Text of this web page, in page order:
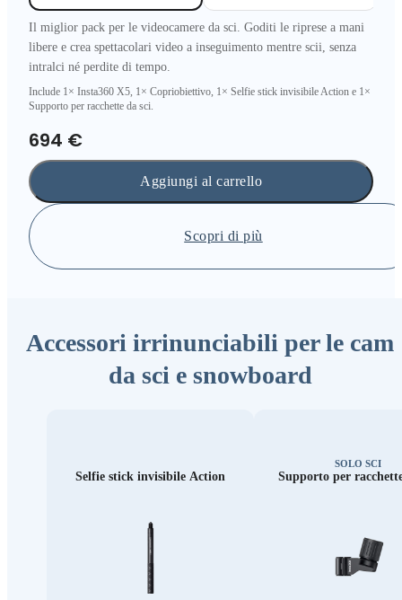
Il miglior pack per le videocamere da sci. Goditi le riprese a mani
libere e crea spettacolari video a inseguimento mentre scii, senza
intralci né perdite di tempo.
Include 1× Insta360 X5, 1× Copriobiettivo, 1× Selfie stick invisibile Action e 1×
Supporto per racchette da sci.
694 €
Scopri di più
Aggiungi al carrello
Accessori irrinunciabili per le cam
da sci e snowboard
Selfie stick invisibile Action
SOLO SCI
Supporto per